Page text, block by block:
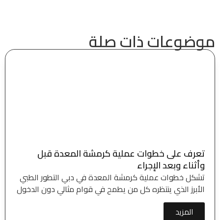
موضوعات ذات صلة
تعرف على خطوات عملية كرمشة المعدة قبل
وأثناء وبعد الإجراء
تشكل خطوات عملية كرمشة المعدة في دبي التطور الطبي
الأبرز الذي ينتظره كل من يطمح في قوام مثالي دون الدخول
المزيد